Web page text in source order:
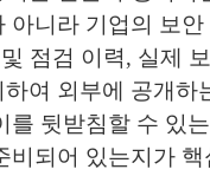
아니라 기업의 보안
점검 이력, 실제
여 외부에 공개하
를 뒷받침할 수 있
비되어 있는지가 핵